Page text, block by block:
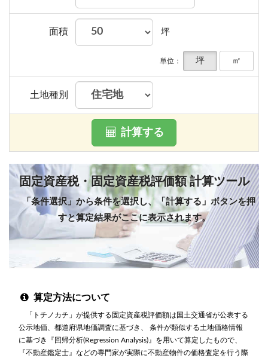
面積 坪
単位： 坪 ㎡
土地種別
計算する
固定資産税・固定資産税評価額 計算ツール
「条件選択」から条件を選択し、「計算する」ボタンを押
すと算定結果がここに表示されます。
算定方法について
「トチノカチ」が提供する固定資産税評価額は国土交通省が公表する
公示地価、都道府県地価調査に基づき、 条件が類似する土地価格情報
に基づき『回帰分析(Regression Analysis)』を用いて算定したもので、
『不動産鑑定士』などの専門家が実際に不動産物件の価格査定を行う際